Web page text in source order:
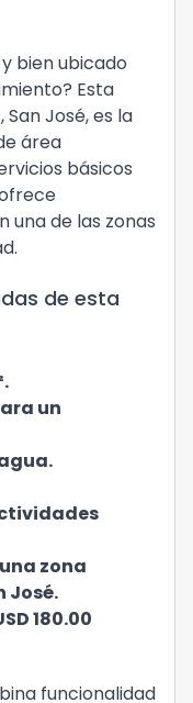
bien ubicado
Esta
José, es la
área
básicos
una de las zonas
de esta
un
zona
José.
180.00
funcionalidad